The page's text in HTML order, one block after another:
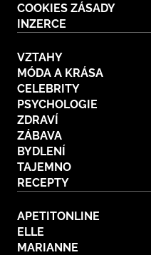
COOKIES ZÁSADY
INZERCE
VZTAHY
MÓDA A KRÁSA
CELEBRITY
PSYCHOLOGIE
ZDRAVÍ
ZÁBAVA
BYDLENÍ
TAJEMNO
RECEPTY
APETITONLINE
ELLE
MARIANNE